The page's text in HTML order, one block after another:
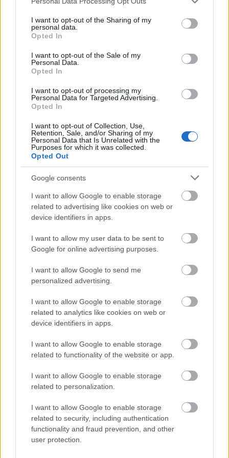
not limited to your visit or usage behaviour. You may click to
grant or deny consent to Google and its third-party tags to
use your data for below specified purposes in below Google
consent section.
I want to opt-out of the Sharing of my
personal data.
Opted In
I want to opt-out of the Sale of my
Personal Data.
Opted In
I want to opt-out of processing my
Personal Data for Targeted Advertising.
Opted In
I want to opt-out of Collection, Use,
Retention, Sale, and/or Sharing of my
Personal Data that Is Unrelated with the
Purposes for which it was collected.
Opted Out
Google consents
I want to allow Google to enable storage
related to advertising like cookies on web or
device identifiers in apps.
I want to allow my user data to be sent to
Google for online advertising purposes.
I want to allow Google to send me
personalized advertising.
I want to allow Google to enable storage
related to analytics like cookies on web or
device identifiers in apps.
I want to allow Google to enable storage
related to functionality of the website or app.
I want to allow Google to enable storage
related to personalization.
I want to allow Google to enable storage
related to security, including authentication
functionality and fraud prevention, and other
user protection.
ötmilliárd forintos pályázati támogatásnak köszönhetően, a
szakmai képzés mellett az önkénteseknek a fogadó szervezetek
ingyenes nyelvtanfolyamot, illetve autóvezetői képzést
biztosítanak - közölte az Emberi Erőforrások Minisztériumának
budapesti sajtótájékoztatón.
Sok fiatal közösségi média függő
Az iskolának nagy szerepe van abban, hogy felkészítse a
fiatalokat a közösségi weboldalak jelentette kockázatokra és
hasznokra.
Feliratkozom a hírlevélre és elfogadom az
FELIRATKOZÁS
Országos hírek
Megérkezett az eső a Duna vízgyűjtőjére
Megérkezett a rég várt eső a Duna vízgyűjtőjére, a folyó